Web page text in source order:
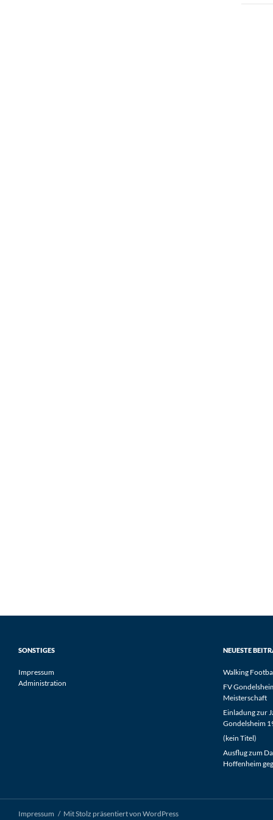
SONSTIGES
Impressum
Administration
NEUESTE
Walking
FV
Meisterschaft
Einladung zur
Gondelsheim
(kein Titel)
Ausflug zum
Hoffenheim
Impressum Mit Stolz präsentiert von WordPress